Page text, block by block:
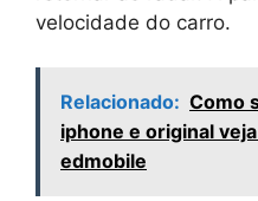
velocidade do carro.
Relacionado: Como
iphone e original
edmobile